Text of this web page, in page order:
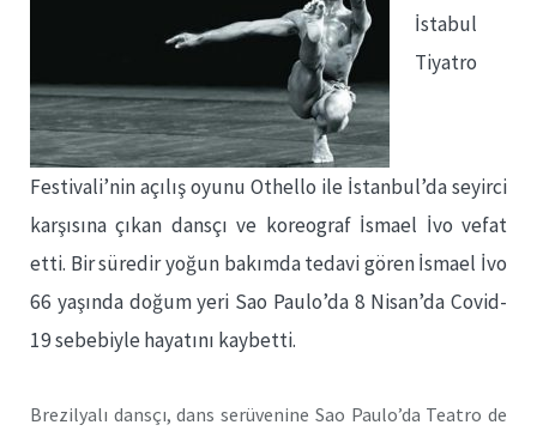
İstabul
Tiyatro
Festivali’nin açılış oyunu Othello ile İstanbul’da seyirci
karşısına çıkan dansçı ve koreograf İsmael İvo vefat
etti. Bir süredir yoğun bakımda tedavi gören İsmael İvo
66 yaşında doğum yeri Sao Paulo’da 8 Nisan’da Covid-
19 sebebiyle hayatını kaybetti.
Brezilyalı dansçı, dans serüvenine Sao Paulo’da Teatro de